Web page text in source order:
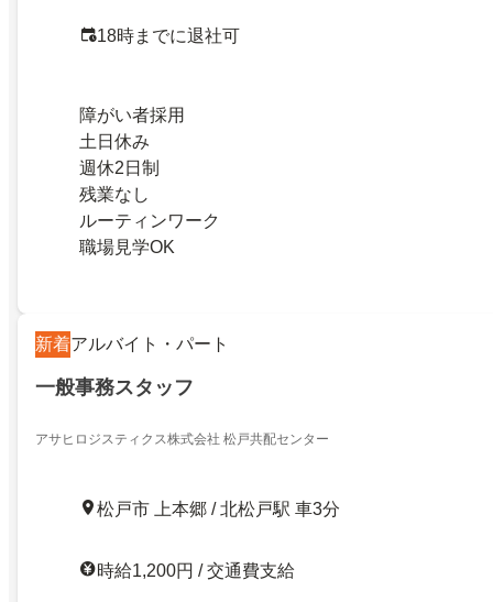
18時までに退社可
障がい者採用
土日休み
週休2日制
残業なし
ルーティンワーク
職場見学OK
新着アルバイト・パート
一般事務スタッフ
アサヒロジスティクス株式会社 松戸共配センター
松戸市 上本郷 / 北松戸駅 車3分
時給1,200円 / 交通費支給